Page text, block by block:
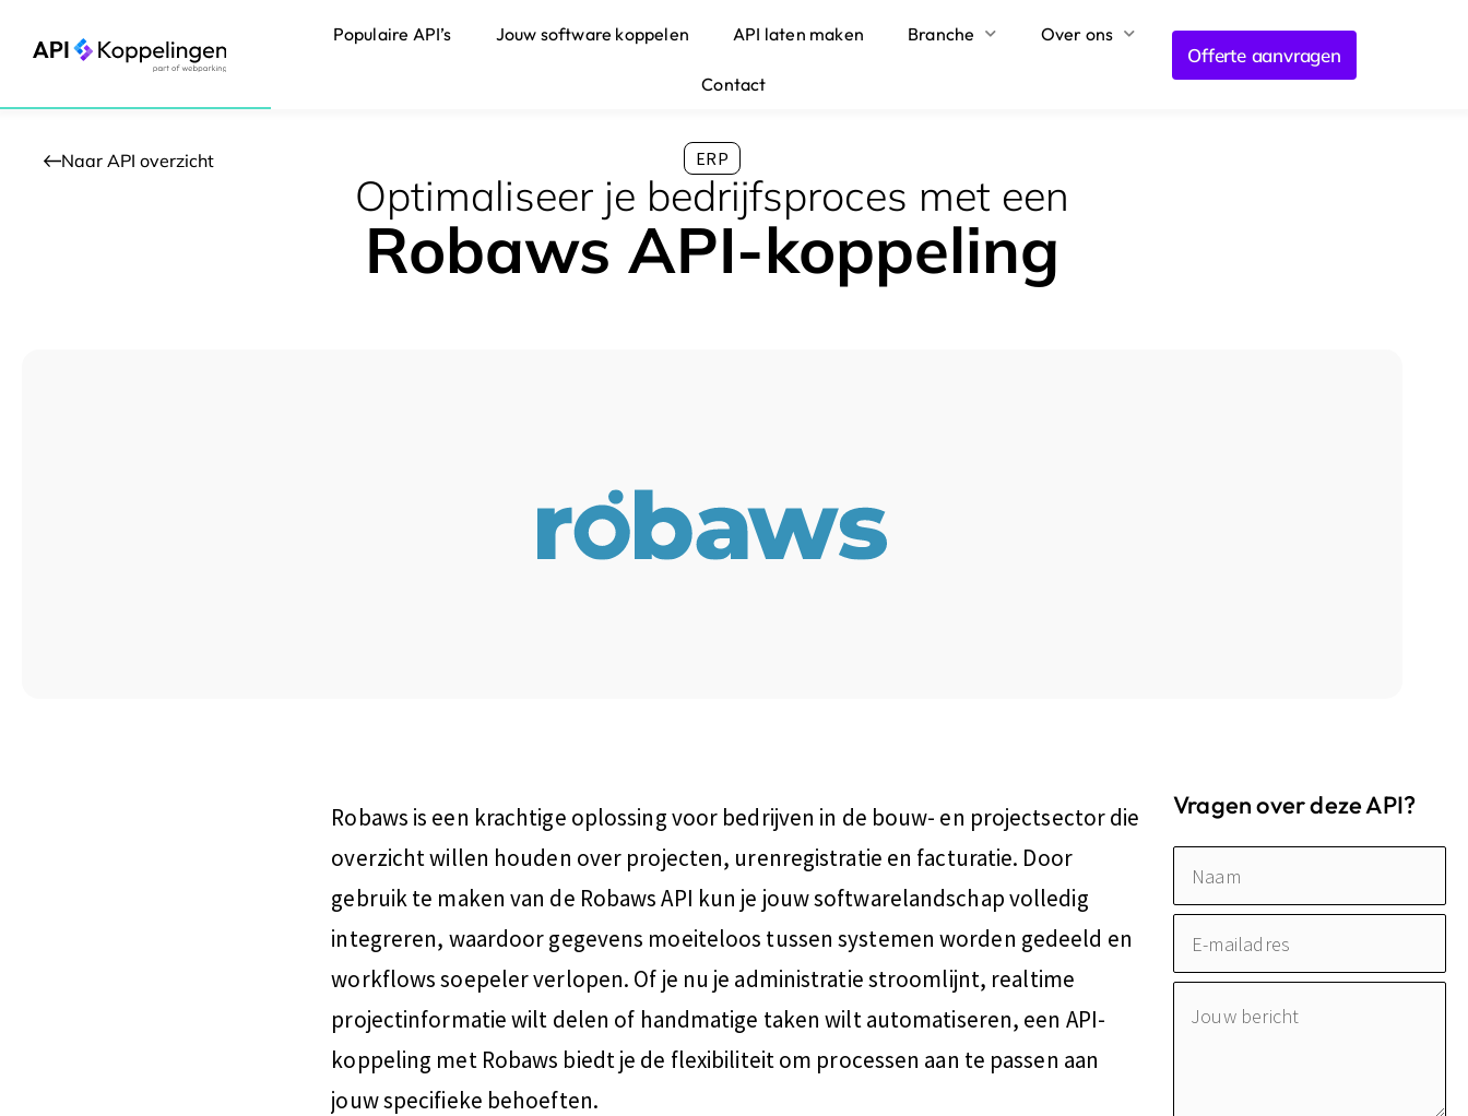
naar
Populaire API’s Jouw software koppelen API laten maken Branche Over ons
Contact
Offerte aanvragen
Naar API overzicht ERP
Optimaliseer je bedrijfsproces met een
Robaws API-koppeling
Robaws is een krachtige oplossing voor bedrijven in de bouw- en projectsector die
overzicht willen houden over projecten, urenregistratie en facturatie. Door
gebruik te maken van de Robaws API kun je jouw softwarelandschap volledig
integreren, waardoor gegevens moeiteloos tussen systemen worden gedeeld en
workflows soepeler verlopen. Of je nu je administratie stroomlijnt, realtime
projectinformatie wilt delen of handmatige taken wilt automatiseren, een API-
koppeling met Robaws biedt je de flexibiliteit om processen aan te passen aan
jouw specifieke behoeften.
Vragen over deze API?
mailadres
bericht